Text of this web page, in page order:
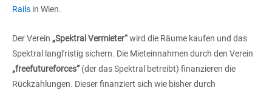
Rails in Wien.
Der Verein „Spektral Vermieter“wird die Räume kaufen und das
Spektral langfristig sichern. Die Mieteinnahmen durch den Verein
„freefutureforces“(der das Spektral betreibt) finanzieren die
Rückzahlungen. Dieser finanziert sich wie bisher durch